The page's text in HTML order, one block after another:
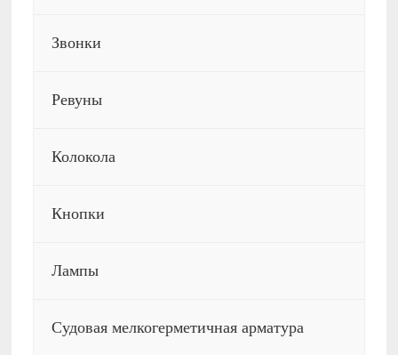
Звонки
Ревуны
Колокола
Кнопки
Лампы
Судовая мелкогерметичная арматура